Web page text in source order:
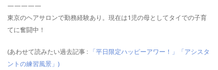
—————
東京のヘアサロンで勤務経験あり。現在は1児の母としてタイでの子育
てに奮闘中！
(あわせて読みたい過去記事 : 「平日限定ハッピーアワー！」
「アシスタ
ントの練習風景」 )